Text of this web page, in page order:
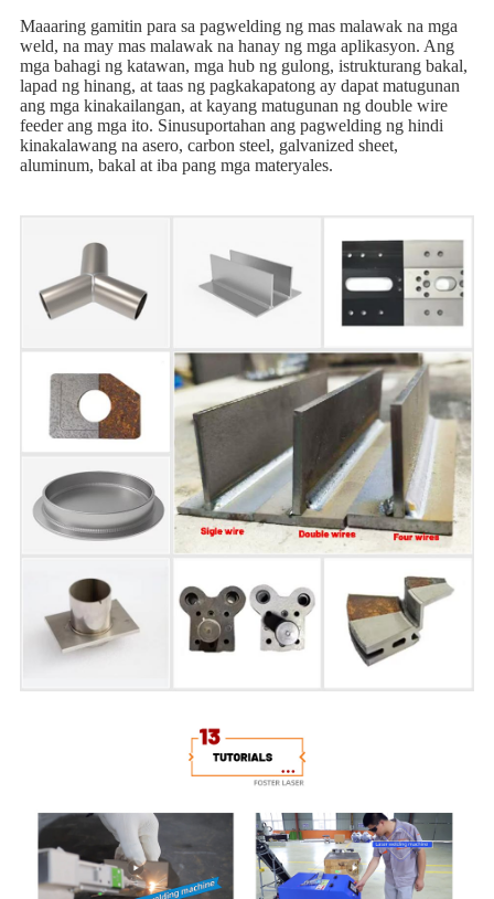
Maaaring gamitin para sa pagwelding ng mas malawak na mga
weld, na may mas malawak na hanay ng mga aplikasyon. Ang
mga bahagi ng katawan, mga hub ng gulong, istrukturang bakal,
lapad ng hinang, at taas ng pagkakapatong ay dapat matugunan
ang mga kinakailangan, at kayang matugunan ng double wire
feeder ang mga ito. Sinusuportahan ang pagwelding ng hindi
kinakalawang na asero, carbon steel, galvanized sheet,
aluminum, bakal at iba pang mga materyales.